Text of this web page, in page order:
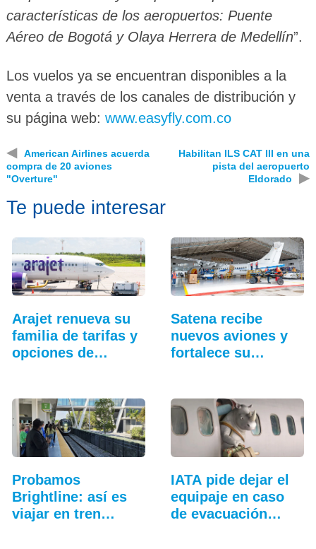
características de los aeropuertos: Puente
Aéreo de Bogotá y Olaya Herrera de Medellín”.
Los vuelos ya se encuentran disponibles a la
venta a través de los canales de distribución y
su página web: www.easyfly.com.co
◀
American Airlines acuerda
compra de 20 aviones
"Overture"
Habilitan ILS CAT III en una
pista del aeropuerto
Eldorado
▶
Te puede interesar
Arajet renueva su
familia de tarifas y
opciones de
Satena recibe
nuevos aviones y
fortalece su
Probamos
Brightline: así es
viajar en tren
IATA pide dejar el
equipaje en caso
de evacuación…